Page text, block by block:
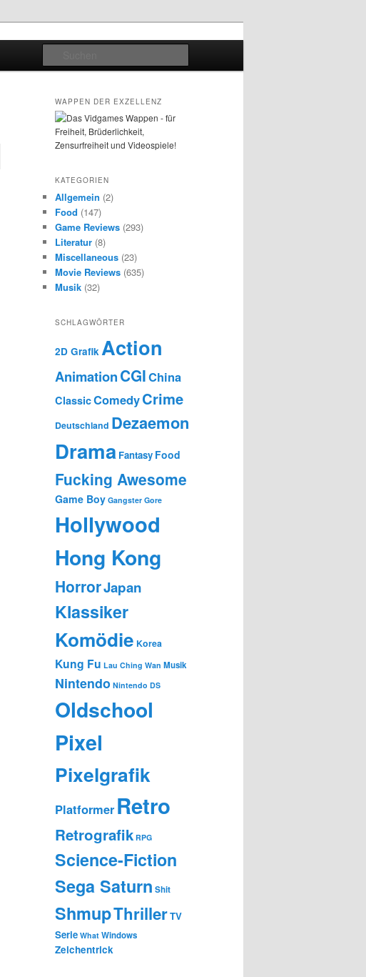
WAPPEN DER EXZELLENZ
KATEGORIEN
Allgemein (2)
Food (147)
Game Reviews (293)
Literatur (8)
Miscellaneous (23)
Movie Reviews (635)
Musik (32)
SCHLAGWÖRTER
2D GrafikAction
AnimationCGIChina
ClassicComedyCrime
Deutschland Dezaemon
Drama Fantasy Food
Fucking Awesome
Game Boy Gangster Gore
Hollywood
Hong Kong
HorrorJapan
Klassiker
Komödie Korea
Kung Fu Lau Ching Wan Musik
Nintendo Nintendo DS
Oldschool
Pixel
Pixelgrafik
Platformer Retro
Retrografik RPG
Science-Fiction
Sega Saturn Shit
ShmupThrillerTV
Serie What Windows
Zeichentrick